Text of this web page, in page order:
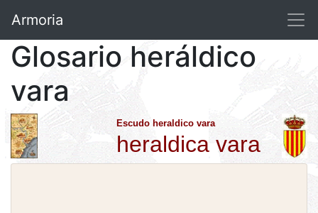
Armoria
Glosario heráldico
vara
Escudo heraldico vara
heraldica vara